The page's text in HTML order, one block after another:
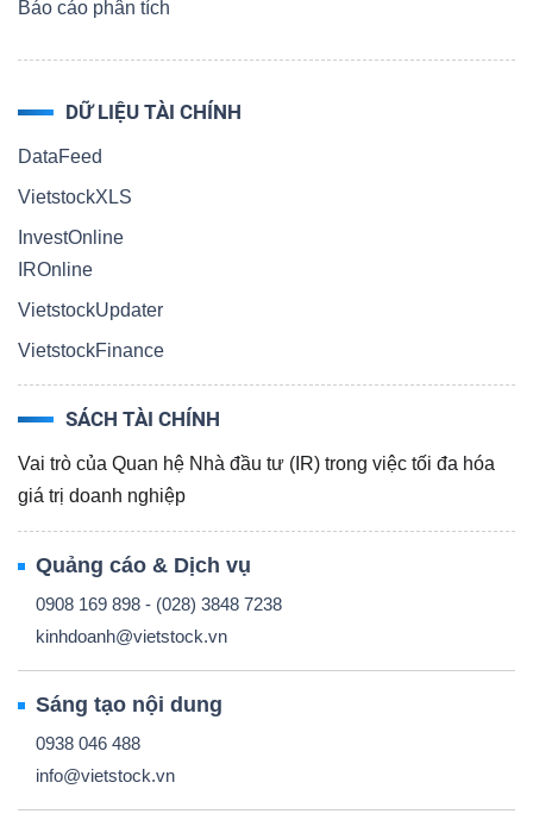
Báo cáo phân tích
DỮ LIỆU TÀI CHÍNH
DataFeed
VietstockXLS
InvestOnline
IROnline
VietstockUpdater
VietstockFinance
SÁCH TÀI CHÍNH
Vai trò của Quan hệ Nhà đầu tư (IR) trong việc tối đa hóa
giá trị doanh nghiệp
Quảng cáo & Dịch vụ
0908 169 898 - (028) 3848 7238
kinhdoanh@vietstock.vn
Sáng tạo nội dung
0938 046 488
info@vietstock.vn
tài
chính
Công
Truyền